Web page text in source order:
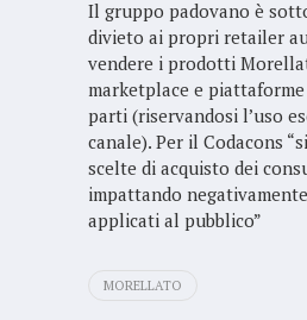
Il gruppo padovano è
divieto ai propri retailer
vendere i prodotti
marketplace e
parti (riservandosi l’uso
canale). Per il Codacons
scelte di acquisto dei
impattando
applicati al pubblico”
MORELLATO